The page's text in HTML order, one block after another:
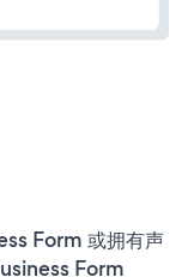
Form 或拥有声
Form